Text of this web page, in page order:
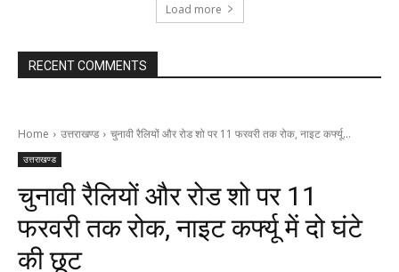
Load more
RECENT COMMENTS